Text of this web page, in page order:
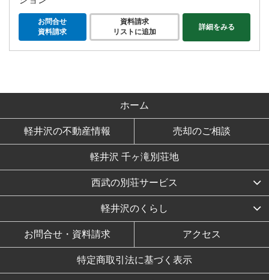
お問合せ
資料請求
資料請求
リストに追加
詳細をみる
ホーム
軽井沢の不動産情報 売却のご相談
軽井沢 千ヶ滝別荘地
西武の別荘サービス
軽井沢のくらし
お問合せ・資料請求 アクセス
特定商取引法に基づく表示